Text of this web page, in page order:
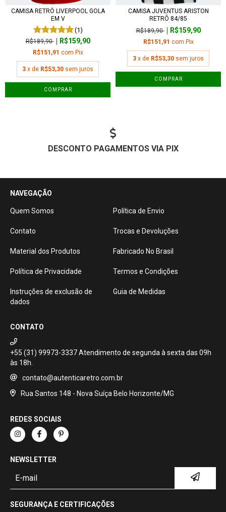
CAMISA RETRÔ LIVERPOOL GOLA
EM V
(1)
R$189,90 R$159,90
R$151,91 com Pix
3 x de R$53,30 sem juros
COMPRAR
CAMISA JUVENTUS ARISTON
RETRÔ 84/85
R$189,90
R$159,90
R$151,91 com Pix
3 x de R$53,30 sem juros
COMPRAR
DESCONTO PAGAMENTOS VIA PIX
NAVEGAÇÃO
Quem Somos Política de Envio
Contato Trocas e Devoluções
Material dos Produtos Fabricado No Brasil
Política de Privacidade Termos e Condições
Instruções de exclusão de
dados
Guia de Medidas
CONTATO
+55 (31) 99973-3337
contato@autenticaretro.com.br
Rua Santos 148 - Nova Suíça Belo Horizonte/MG
REDES SOCIAIS
NEWSLETTER
SEGURANÇA E CERTIFICAÇÕES